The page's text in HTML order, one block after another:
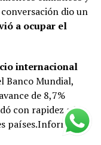
dio un
a ocupar el
internacional
Banco Mundial,
de 8,7%
con rapidez a los
países.Informate